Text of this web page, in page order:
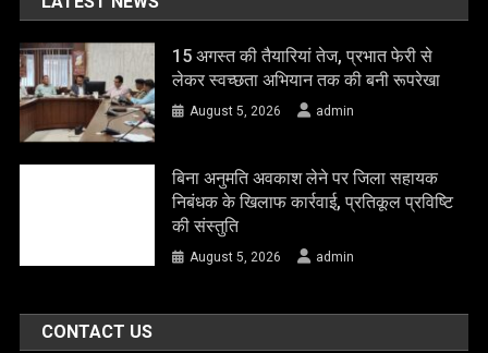
15 अगस्त की तैयारियां तेज, प्रभात फेरी से
लेकर स्वच्छता अभियान तक की बनी रूपरेखा
August 5, 2026 admin
बिना अनुमति अवकाश लेने पर जिला सहायक
निबंधक के खिलाफ कार्रवाई, प्रतिकूल प्रविष्टि
की संस्तुति
August 5, 2026 admin
CONTACT US